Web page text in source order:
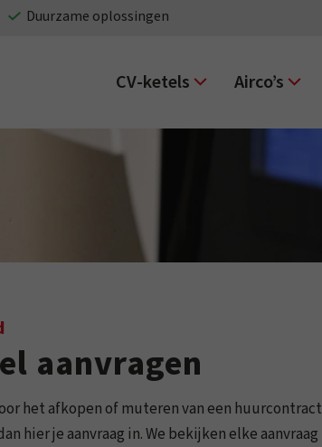
Duurzame oplossingen
CV-ketels Airco’s
aanvragen
het afkopen of muteren van een huurcontract
hier je aanvraag in. We bekijken elke aanvraag